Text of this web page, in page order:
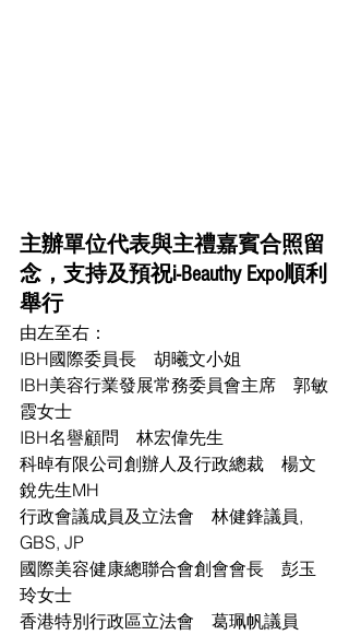
主辦單位代表與主禮嘉賓合照留
念，支持及預祝i-Beauthy Expo順利
舉行
由左至右：
IBH國際委員長　胡曦文小姐
IBH美容行業發展常務委員會主席　郭敏
霞女士
IBH名譽顧問　林宏偉先生
科晫有限公司創辦人及行政總裁　楊文
銳先生MH
行政會議成員及立法會　林健鋒議員,
GBS, JP
國際美容健康總聯合會創會會長　彭玉
玲女士
香港特別行政區立法會　葛珮帆議員